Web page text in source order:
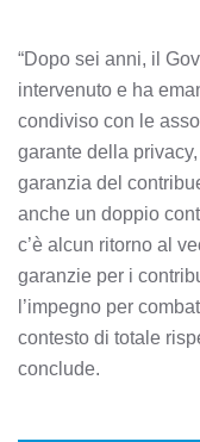
“Dopo sei anni, il
intervenuto e ha
condiviso con le
garante della
garanzia del
anche un doppio
c’è alcun ritorno al
garanzie per i
l’impegno per
contesto di totale
conclude.